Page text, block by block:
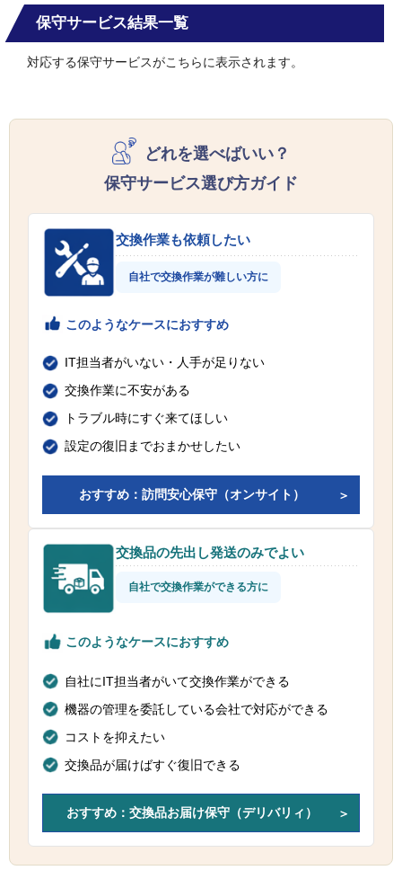
保守サービス結果一覧
対応する保守サービスがこちらに表示されます。
どれを選べばいい？
保守サービス選び方ガイド
交換作業も依頼したい
自社で交換作業が難しい方に
このようなケースにおすすめ
IT担当者がいない・人手が足りない
交換作業に不安がある
トラブル時にすぐ来てほしい
設定の復旧までおまかせしたい
おすすめ：訪問安心保守（オンサイト）
交換品の先出し発送のみでよい
自社で交換作業ができる方に
このようなケースにおすすめ
自社にIT担当者がいて交換作業ができる
機器の管理を委託している会社で対応ができる
コストを抑えたい
交換品が届けばすぐ復旧できる
おすすめ：交換品お届け保守（デリバリィ）